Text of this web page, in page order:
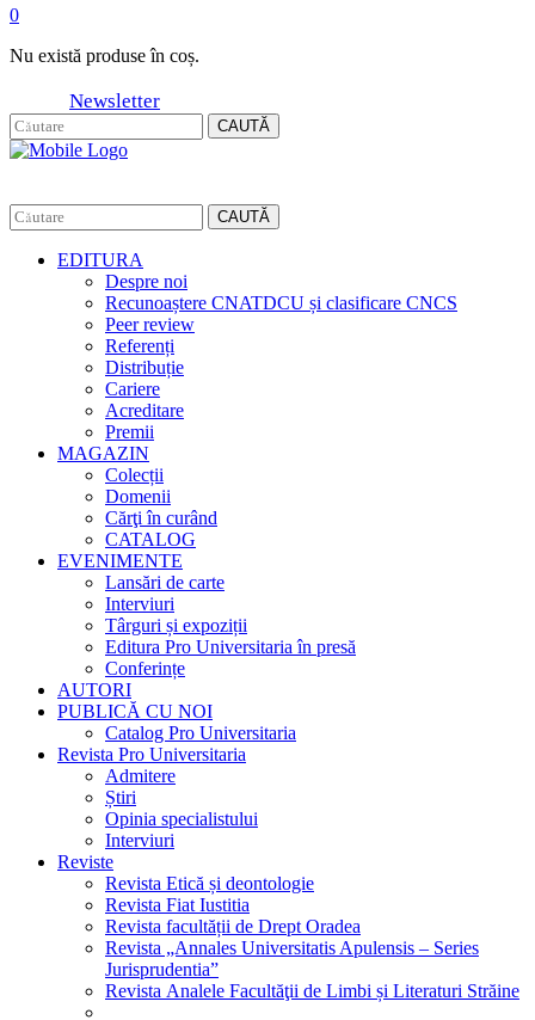
0
Nu există produse în coș.
Newsletter
CAUTĂ
CAUTĂ
EDITURA
Despre noi
Recunoaștere CNATDCU și clasificare CNCS
Peer review
Referenți
Distribuție
Cariere
Acreditare
Premii
MAGAZIN
Colecții
Domenii
Cărţi în curând
CATALOG
EVENIMENTE
Lansări de carte
Interviuri
Târguri și expoziții
Editura Pro Universitaria în presă
Conferințe
AUTORI
PUBLICĂ CU NOI
Catalog Pro Universitaria
Revista Pro Universitaria
Admitere
Știri
Opinia specialistului
Interviuri
Reviste
Revista Etică și deontologie
Revista Fiat Iustitia
Revista facultății de Drept Oradea
Revista „Annales Universitatis Apulensis – Series
Jurisprudentia”
Revista Analele Facultăţii de Limbi și Literaturi Străine